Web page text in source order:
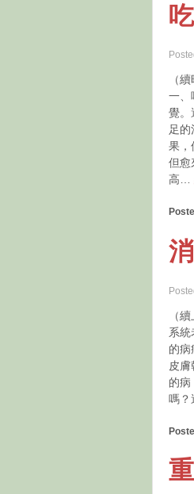
（
一、
覺。
足的
果，
但愈
高…
（
系統
的病
皮
的病
嗎？